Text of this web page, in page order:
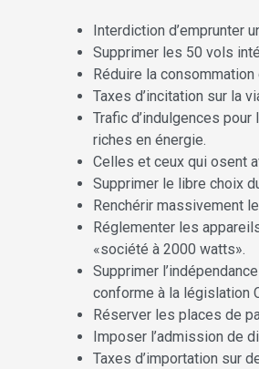
Interdiction d’emprunter
Supprimer les 50 vols
Réduire la
Taxes d’incitation sur la
Trafic d’indulgences
riches en énergie.
Celles et ceux qui osent
Supprimer le libre choix
Renchérir massivement
Réglementer les
«société à 2000 watts».
Supprimer
conforme à la législation
Réserver les places de
Imposer l’admission de
Taxes d’importation sur